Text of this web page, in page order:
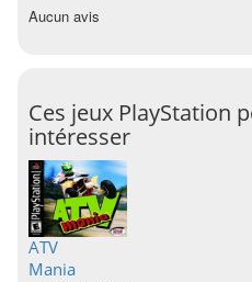
Aucun avis
Ces jeux PlayStation
intéresser
ATV
Mania